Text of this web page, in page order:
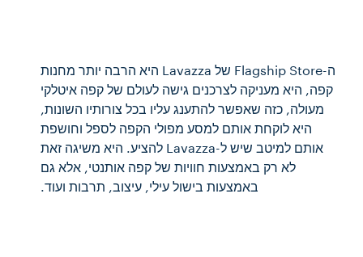
ה-Flagship Store של Lavazza היא הרבה יותר מחנות
קפה, היא מעניקה לצרכנים גישה לעולם של קפה איטלקי
מעולה, כזה שאפשר להתענג עליו בכל צורותיו השונות,
היא לוקחת אותם למסע מפולי הקפה לספל וחושפת
אותם למיטב שיש ל-Lavazza להציע. היא משיגה זאת
לא רק באמצעות חוויות של קפה אותנטי, אלא גם
באמצעות בישול עילי, עיצוב, תרבות ועוד.